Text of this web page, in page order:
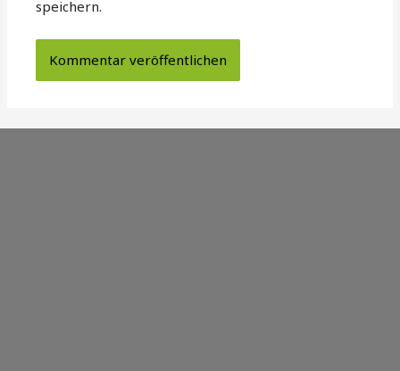
speichern.